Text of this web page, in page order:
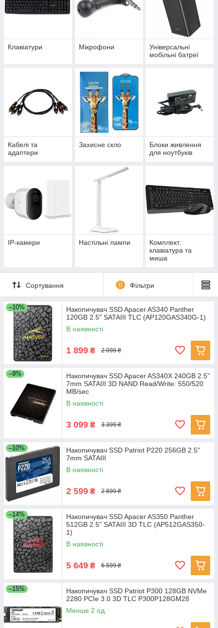
Клавіатури Мікрофони
Універсальні
мобільні батреї
Кабелі та
адаптери
Захисне скло
Блоки живлення
для ноутбуків
IP-камери Настільні лампи
Комплект:
клавіатура та
миша
Сортування 0 Фільтри
–10%
Накопичувач SSD Apacer AS340 Panther
120GB 2.5" SATAIII TLC (AP120GAS340G-1)
В наявності
1 899 ₴ 2 099 ₴
–9%
Накопичувач SSD Apacer AS340X 240GB 2.5"
7mm SATAIII 3D NAND Read/Write: 550/520
MB/sec
В наявності
3 099 ₴ 3 399 ₴
–10%
Накопичувач SSD Patriot P220 256GB 2.5"
7mm SATAIII
В наявності
2 599 ₴ 2 899 ₴
–14%
Накопичувач SSD Apacer AS350 Panther
512GB 2.5" SATAIII 3D TLC (AP512GAS350-
1)
В наявності
5 649 ₴ 6 599 ₴
–15%
Накопичувач SSD Patriot P300 128GB NVMe
2280 PCIe 3.0 3D TLC P300P128GM28
Менше 2 од.